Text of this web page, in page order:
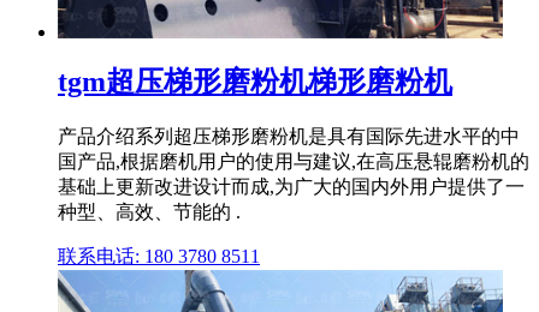
tgm超压梯形磨粉机梯形磨粉机
产品介绍系列超压梯形磨粉机是具有国际先进水平的中
国产品,根据磨机用户的使用与建议,在高压悬辊磨粉机的
基础上更新改进设计而成,为广大的国内外用户提供了一
种型、高效、节能的 .
联系电话: 180 3780 8511